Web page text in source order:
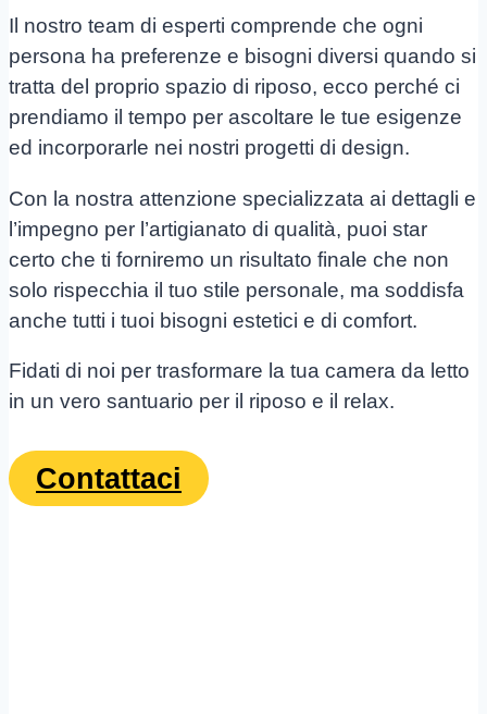
Il nostro team di esperti comprende che ogni
persona ha preferenze e bisogni diversi quando si
tratta del proprio spazio di riposo, ecco perché ci
prendiamo il tempo per ascoltare le tue esigenze
ed incorporarle nei nostri progetti di design.
Con la nostra attenzione specializzata ai dettagli e
l’impegno per l’artigianato di qualità, puoi star
certo che ti forniremo un risultato finale che non
solo rispecchia il tuo stile personale, ma soddisfa
anche tutti i tuoi bisogni estetici e di comfort.
Fidati di noi per trasformare la tua camera da letto
in un vero santuario per il riposo e il relax.
Contattaci